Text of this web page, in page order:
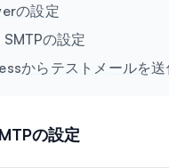
の設定
の設定
からテストメールを送
の設定